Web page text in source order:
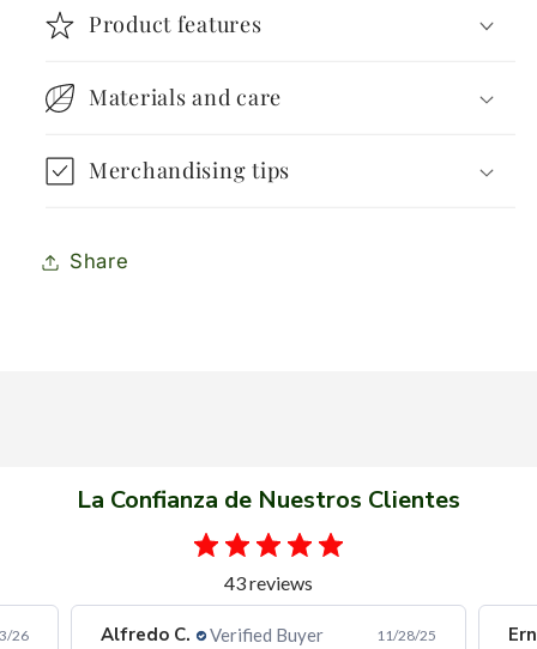
Product features
Materials and care
Merchandising tips
Share
La Confianza de Nuestros Clientes
43 reviews
26 Alfredo C. Verified Buyer 11/28/25